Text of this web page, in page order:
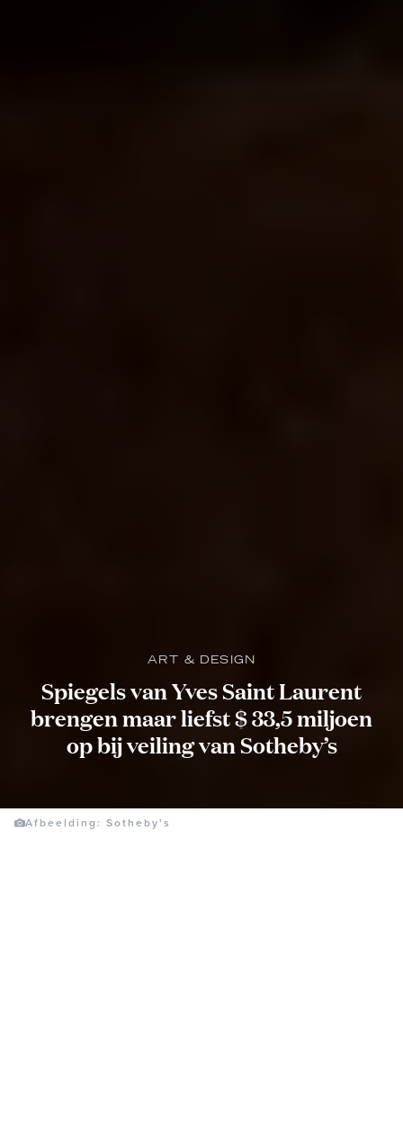
ART & DESIGN
Spiegels van Yves Saint Laurent
brengen maar liefst $ 33,5 miljoen
op bij veiling van Sotheby’s
Afbeelding: Sotheby's